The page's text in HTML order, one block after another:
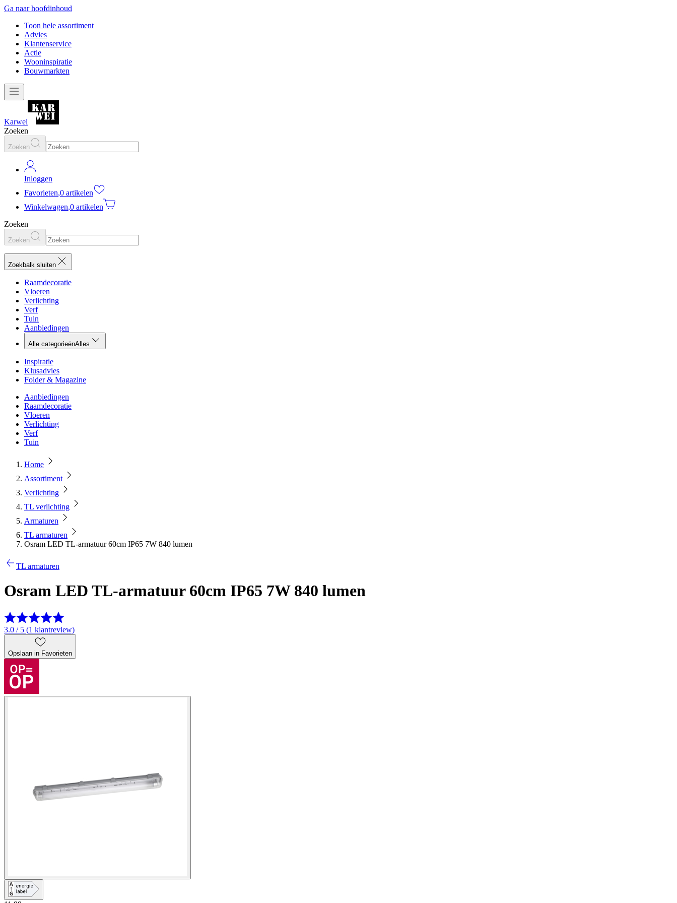
Ga naar hoofdinhoud
Toon hele assortiment
Advies
Klantenservice
Actie
Wooninspiratie
Bouwmarkten
Karwei
Zoeken
Zoeken
Inloggen
Favorieten,0 artikelen
Winkelwagen,0 artikelen
Zoeken
Zoeken
Zoekbalk sluiten
Raamdecoratie
Vloeren
Verlichting
Verf
Tuin
Aanbiedingen
Alle categorieënAlles
Inspiratie
Klusadvies
Folder & Magazine
Aanbiedingen
Raamdecoratie
Vloeren
Verlichting
Verf
Tuin
Home
Assortiment
Verlichting
TL verlichting
Armaturen
TL armaturen
Osram LED TL-armatuur 60cm IP65 7W 840 lumen
TL armaturen
Osram LED TL-armatuur 60cm IP65 7W 840 lumen
3.0 / 5 (1 klantreview)
Opslaan in Favorieten